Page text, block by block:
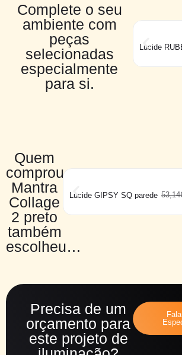
Complete o seu
ambiente com
peças
selecionadas
especialmente
para si.
Lucide
Quem
comprou
Mantra
Collage
2 preto
também
escolheu…
Lucide GIPSY SQ parede 53,14
Precisa de um
orçamento para
este projeto de